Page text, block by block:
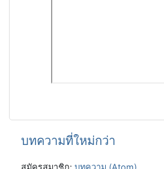
บทความที่ใหม่กว่า